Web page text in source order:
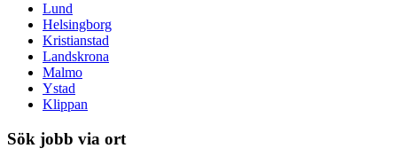
Lund
Helsingborg
Kristianstad
Landskrona
Malmo
Ystad
Klippan
Sök jobb via ort